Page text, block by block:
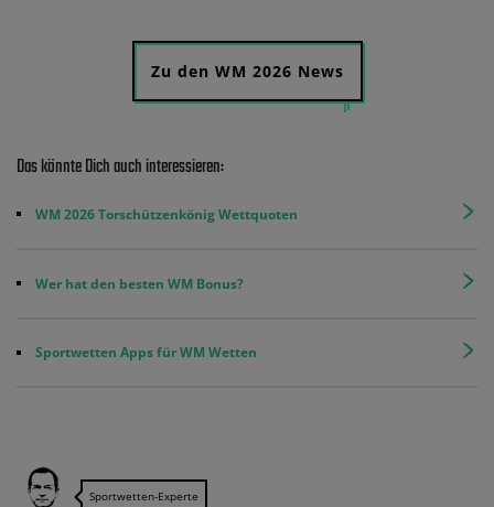
Zu den WM 2026 News
Das könnte Dich auch interessieren:
WM 2026 Torschützenkönig Wettquoten
Wer hat den besten WM Bonus?
Sportwetten Apps für WM Wetten
Sportwetten-Experte